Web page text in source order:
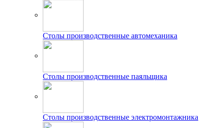
Столы производственные автомеханика
Столы производственные паяльщика
Столы производственные электромонтажника